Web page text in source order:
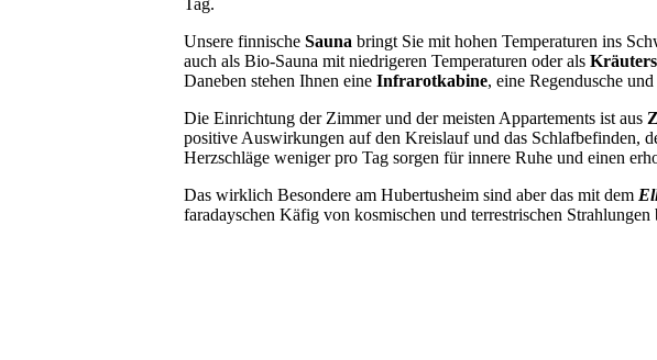
Unsere finnische Sauna bringt Sie mit hohen Temperaturen ins
auch als Bio-Sauna mit niedrigeren Temperaturen oder als
Daneben stehen Ihnen eine Infrarotkabine, eine Regendusche
Die Einrichtung der Zimmer und der meisten Appartements ist aus
positive Auswirkungen auf den Kreislauf und das Schlafbefinden,
Herzschläge weniger pro Tag sorgen für innere Ruhe und einen
Das wirklich Besondere am Hubertusheim sind aber das mit dem
faradayschen Käfig von kosmischen und terrestrischen